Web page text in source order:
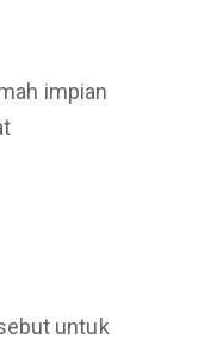
impian
untuk